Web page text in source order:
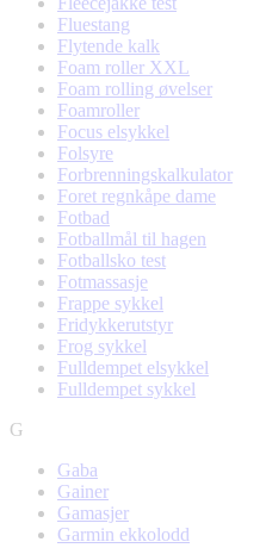
Fluestang
Flytende kalk
Foam roller XXL
Foam rolling øvelser
Foamroller
Focus elsykkel
Folsyre
Forbrenningskalkulator
Foret regnkåpe dame
Fotbad
Fotballmål til hagen
Fotballsko test
Fotmassasje
Frappe sykkel
Fridykkerutstyr
Frog sykkel
Fulldempet elsykkel
Fulldempet sykkel
G
Gaba
Gainer
Gamasjer
Garmin ekkolodd